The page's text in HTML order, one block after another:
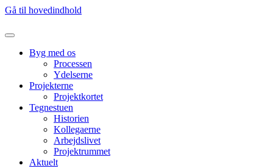
Gå til hovedindhold
Byg med os
Processen
Ydelserne
Projekterne
Projektkortet
Tegnestuen
Historien
Kollegaerne
Arbejdslivet
Projektrummet
Aktuelt